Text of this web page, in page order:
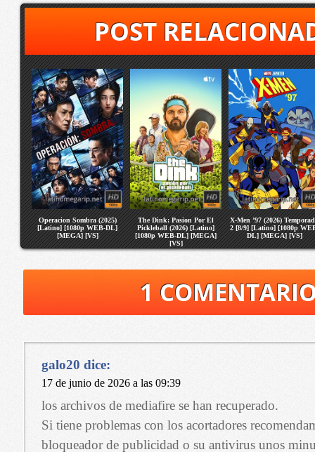
POST
Operacion Sombra (2025)
[Latino] [1080p WEB-DL]
[MEGA] [VS]
The Dink: Pasion Por El
Pickleball (2026) [Latino]
[1080p WEB-DL] [MEGA]
[VS]
X-Men ’97 (2026)
2 [8/9] [Latino] [1080p
DL] [MEGA] [VS]
1
galo20 dice:
17 de junio de 2026 a las 09:39
los archivos de mediafire se han recuperado.
Si tiene problemas con los acortadores
bloqueador de publicidad o su antivirus unos